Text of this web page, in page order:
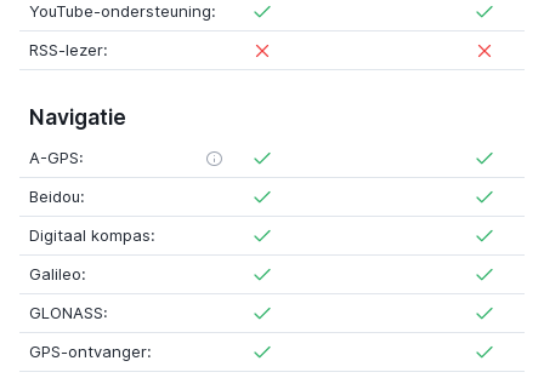
YouTube-ondersteuning:
RSS-lezer:
Navigatie
A-GPS:
Beidou:
Digitaal kompas:
Galileo:
GLONASS:
GPS-ontvanger: